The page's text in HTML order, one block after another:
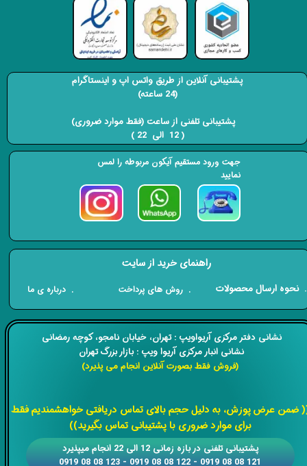
​​نشانی دفتر مرکزی آریواویپ : تهران، خیابان نامجو،کوچه رمضانی
نشانی انبار مرکزی آریوا ویپ : بازار بزرگ تهران
(فروش فقط بصورت آنلاین انجام می پذیرد)
ضمن عرض پوزش، به دلیل حجم بالای تماس دریافتی خواهشمندیم فقط
برای موارد ضروری با پشتیبانی تماس بگیرید))
​​پشتیبانی تلفنی در بازه زمانی 12 الی 22 انجام میپذیرد
121 08 08 0919 - 122 08 08 0919 - 123 08 08 0919
راهنمای خرید از سایت
​. نحوه ارسال محصولات . روش های پرداخت . درباره ی ما
پشتیبانی آنلاین از طریق واتس اپ و اینستاگرام
(24 ساعته)
​​​​​​​ پشتیبانی تلفنی از ساعت (فقط موارد ضروری)
( 12 الی 22 ) ​​​​​​​
جهت ورود مستقیم آیکون مربوطه را لمس
نمایید